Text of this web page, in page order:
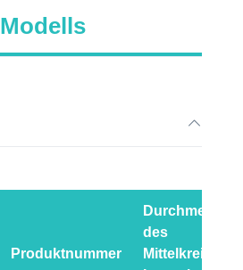
Modells
Produktnummer
Durchmesser
des
Mittelkreises-